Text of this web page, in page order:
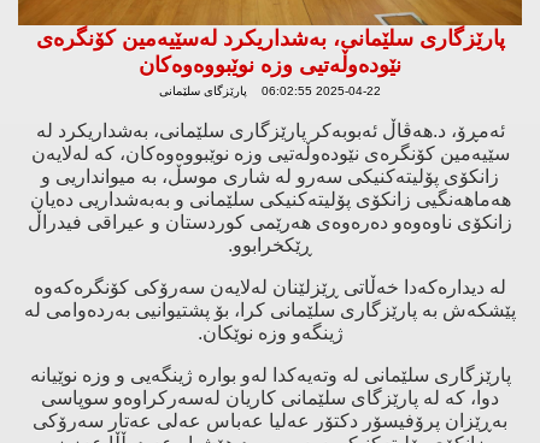
پارێزگاری سلێمانی، بەشداریکرد لەسێیەمین کۆنگرەی
نێودەوڵەتیی وزە نوێبووەوەکان
2025-04-22 06:02:55 پارێزگای سلێمانی
ئەمڕۆ، د.هەڤاڵ ئەبوبەکر پارێزگاری سلێمانی، بەشداریکرد لە
سێیەمین کۆنگرەی نێودەوڵەتیی وزە نوێبووەوەکان، کە لەلایەن
زانکۆی پۆلیتەکنیکی سەرو لە شاری موسڵ، بە میوانداریی و
هەماهەنگیی زانکۆی پۆلیتەکنیکی سلێمانی و بەبەشداریی دەیان
زانکۆی ناوەوەو دەرەوەی هەرێمی کوردستان و عیراقی فیدراڵ
ڕێکخرابوو.
لە دیدارەکەدا خەڵاتی ڕێزلێنان لەلایەن سەرۆکی کۆنگرەکەوە
پێشکەش بە پارێزگاری سلێمانی کرا، بۆ پشتیوانیی بەردەوامی لە
ژینگەو وزە نوێکان.
پارێزگاری سلێمانی لە وتەیەکدا لەو بوارە ژینگەیی و وزە نوێیانە
دوا، کە لە پارێزگای سلێمانی کاریان لەسەرکراوەو سوپاسی
بەڕێزان پرۆفیسۆر دکتۆر عەلیا عەباس عەلی عەتار سەرۆکی